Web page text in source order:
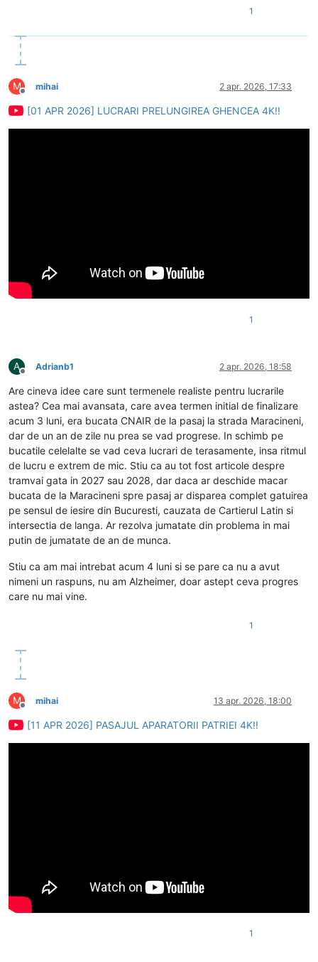
1
M
Deconectat
mihai 2 apr. 2026, 17:33
[01 APR 2026] LUCRARI PRELUNGIREA GHENCEA 4K!!
1
A
Deconectat
Adrianb1 2 apr. 2026, 18:58
Are cineva idee care sunt termenele realiste pentru lucrarile
astea? Cea mai avansata, care avea termen initial de finalizare
acum 3 luni, era bucata CNAIR de la pasaj la strada Maracineni,
dar de un an de zile nu prea se vad progrese. In schimb pe
bucatile celelalte se vad ceva lucrari de terasamente, insa ritmul
de lucru e extrem de mic. Stiu ca au tot fost articole despre
tramvai gata in 2027 sau 2028, dar daca ar deschide macar
bucata de la Maracineni spre pasaj ar disparea complet gatuirea
pe sensul de iesire din Bucuresti, cauzata de Cartierul Latin si
intersectia de langa. Ar rezolva jumatate din problema in mai
putin de jumatate de an de munca.
Stiu ca am mai intrebat acum 4 luni si se pare ca nu a avut
nimeni un raspuns, nu am Alzheimer, doar astept ceva progres
care nu mai vine.
1
M
Deconectat
mihai 13 apr. 2026, 18:00
[11 APR 2026] PASAJUL APARATORII PATRIEI 4K!!
1